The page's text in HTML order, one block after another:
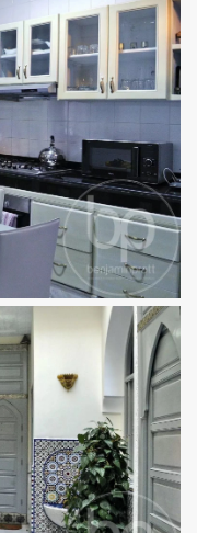
zuerst
und diskret
in Ihr Postfach.
×